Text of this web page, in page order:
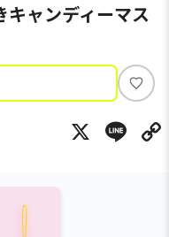
キャンディーマス
い
ね
X